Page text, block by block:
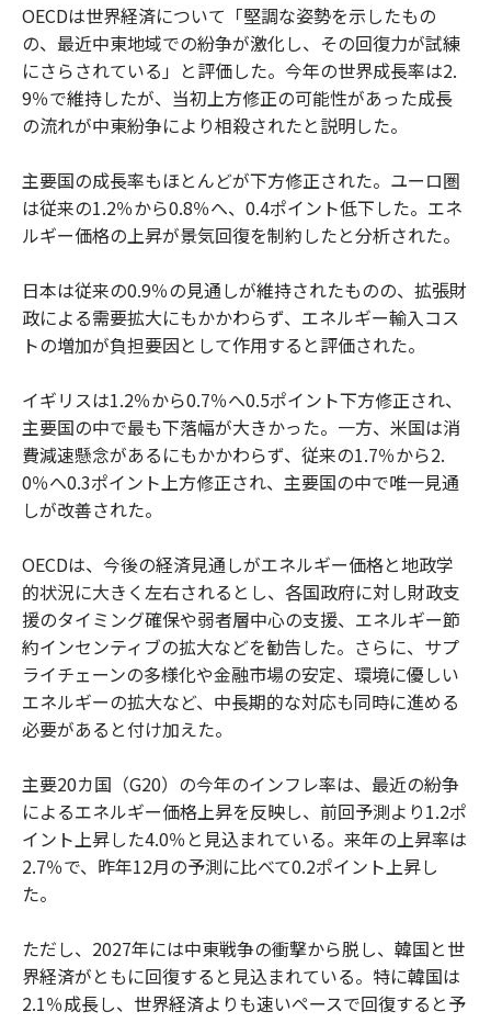
OECDは世界経済について「堅調な姿勢を示したもの
の、最近中東地域での紛争が激化し、その回復力が試練
にさらされている」と評価した。今年の世界成長率は2.
9％で維持したが、当初上方修正の可能性があった成長
の流れが中東紛争により相殺されたと説明した。
主要国の成長率もほとんどが下方修正された。ユーロ圏
は従来の1.2％から0.8％へ、0.4ポイント低下した。エネ
ルギー価格の上昇が景気回復を制約したと分析された。
日本は従来の0.9％の見通しが維持されたものの、拡張財
政による需要拡大にもかかわらず、エネルギー輸入コス
トの増加が負担要因として作用すると評価された。
イギリスは1.2％から0.7％へ0.5ポイント下方修正され、
主要国の中で最も下落幅が大きかった。一方、米国は消
費減速懸念があるにもかかわらず、従来の1.7％から2.
0％へ0.3ポイント上方修正され、主要国の中で唯一見通
しが改善された。
OECDは、今後の経済見通しがエネルギー価格と地政学
的状況に大きく左右されるとし、各国政府に対し財政支
援のタイミング確保や弱者層中心の支援、エネルギー節
約インセンティブの拡大などを勧告した。さらに、サプ
ライチェーンの多様化や金融市場の安定、環境に優しい
エネルギーの拡大など、中長期的な対応も同時に進める
必要があると付け加えた。
主要20カ国（G20）の今年のインフレ率は、最近の紛争
によるエネルギー価格上昇を反映し、前回予測より1.2ポ
イント上昇した4.0％と見込まれている。来年の上昇率は
2.7％で、昨年12月の予測に比べて0.2ポイント上昇し
た。
ただし、2027年には中東戦争の衝撃から脱し、韓国と世
界経済がともに回復すると見込まれている。特に韓国は
2.1％成長し、世界経済よりも速いペースで回復すると予